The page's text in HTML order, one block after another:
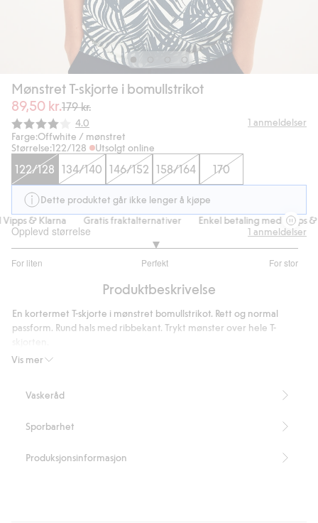
Mønstret T-skjorte i bomullstrikot
89,50 kr.179 kr.
Gjennomsnittskarakter:
4.0 1 anmeldelser
Farge:Offwhite / mønstret
Størrelse:122/128 Utsolgt online
122/128 134/140 146/152 158/164 170
Dette produktet går ikke lenger å kjøpe
& Klarna
Gratis fraktalternativer Enkel betaling med Vipps &
Opplevd størrelse
For liten Perfekt For stor
av
1
stemmer
1 anmeldelser
Produktbeskrivelse
Vis mer
En kortermet T-skjorte i mønstret bomullstrikot. Rett og normal
passform. Rund hals med ribbekant. Trykt mønster over hele T-
Artikkelnummer
Vaskeråd
Sporbarhet
Produksjonsinformasjon